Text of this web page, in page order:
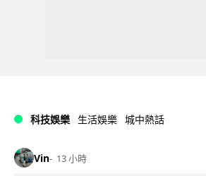
科技娛樂 生活娛樂 城中熱話
Vin 13 小時